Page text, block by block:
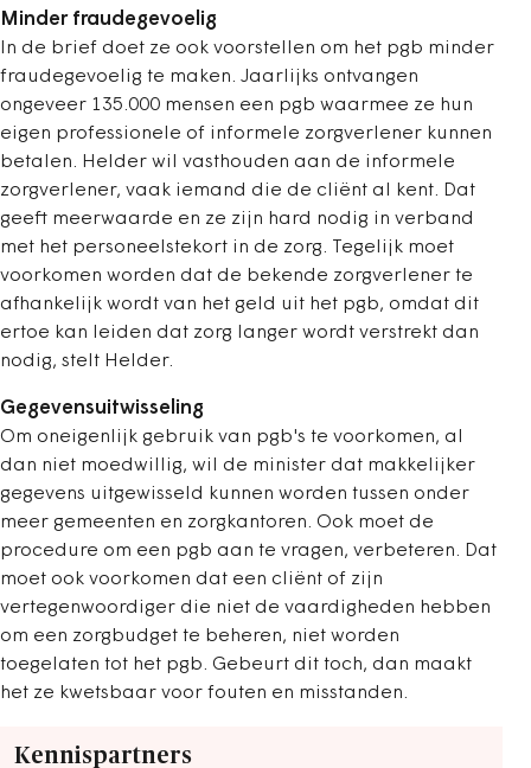
Minder fraudegevoelig
In de brief doet ze ook voorstellen om het pgb minder
fraudegevoelig te maken. Jaarlijks ontvangen
ongeveer 135.000 mensen een pgb waarmee ze hun
eigen professionele of informele zorgverlener kunnen
betalen. Helder wil vasthouden aan de informele
zorgverlener, vaak iemand die de cliënt al kent. Dat
geeft meerwaarde en ze zijn hard nodig in verband
met het personeelstekort in de zorg. Tegelijk moet
voorkomen worden dat de bekende zorgverlener te
afhankelijk wordt van het geld uit het pgb, omdat dit
ertoe kan leiden dat zorg langer wordt verstrekt dan
nodig, stelt Helder.
Gegevensuitwisseling
Om oneigenlijk gebruik van pgb's te voorkomen, al
dan niet moedwillig, wil de minister dat makkelijker
gegevens uitgewisseld kunnen worden tussen onder
meer gemeenten en zorgkantoren. Ook moet de
procedure om een pgb aan te vragen, verbeteren. Dat
moet ook voorkomen dat een cliënt of zijn
vertegenwoordiger die niet de vaardigheden hebben
om een zorgbudget te beheren, niet worden
toegelaten tot het pgb. Gebeurt dit toch, dan maakt
het ze kwetsbaar voor fouten en misstanden.
Kennispartners